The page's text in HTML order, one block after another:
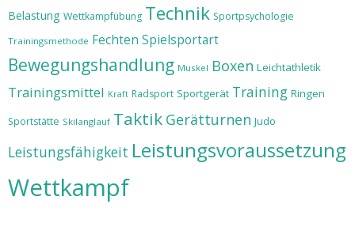
Belastung Wettkampfübung Technik Sportpsychologie
Trainingsmethode Fechten Spielsportart
Bewegungshandlung Muskel Boxen Leichtathletik
Trainingsmittel Kraft Radsport Sportgerät Training Ringen
Sportstätte Skilanglauf Taktik Gerätturnen Judo
Leistungsfähigkeit Leistungsvoraussetzung
Wettkampf